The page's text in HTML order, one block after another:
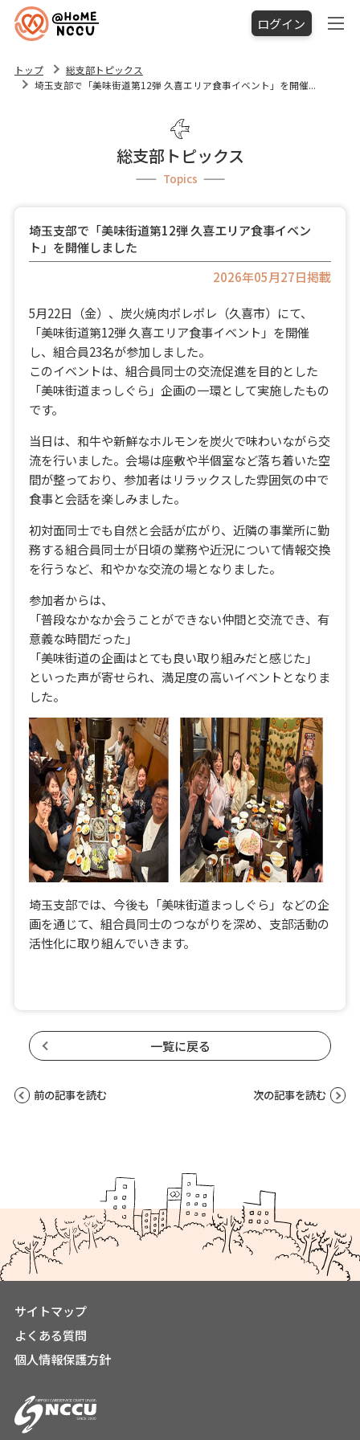
ログイン
トップ
総支部トピックス
埼玉支部で「美味街道第12弾 久喜エリア食事イベント」を開催...
総支部トピックス
Topics
埼玉支部で「美味街道第12弾 久喜エリア食事イベン
ト」を開催しました
2026年05月27日掲載
5月22日（金）、炭火焼肉ポレポレ（久喜市）にて、
「美味街道第12弾 久喜エリア食事イベント」を開催
し、組合員23名が参加しました。
このイベントは、組合員同士の交流促進を目的とした
「美味街道まっしぐら」企画の一環として実施したもの
です。
当日は、和牛や新鮮なホルモンを炭火で味わいながら交
流を行いました。会場は座敷や半個室など落ち着いた空
間が整っており、参加者はリラックスした雰囲気の中で
食事と会話を楽しみました。
初対面同士でも自然と会話が広がり、近隣の事業所に勤
務する組合員同士が日頃の業務や近況について情報交換
を行うなど、和やかな交流の場となりました。
参加者からは、
「普段なかなか会うことができない仲間と交流でき、有
意義な時間だった」
「美味街道の企画はとても良い取り組みだと感じた」
といった声が寄せられ、満足度の高いイベントとなりま
した。
埼玉支部では、今後も「美味街道まっしぐら」などの企
画を通じて、組合員同士のつながりを深め、支部活動の
活性化に取り組んでいきます。
一覧に戻る
前の記事を読む 次の記事を読む
サイトマップ
よくある質問
個人情報保護方針